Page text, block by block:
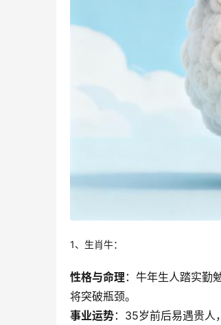
1、生肖牛：
性格与命理 ：牛年生人踏实勤
将突破瓶颈。
事业运势：35岁前后易遇贵人